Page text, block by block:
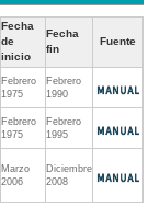
Fecha
de
inicio
Fecha
fin
Fuente
Febrero
1975
Febrero
1990
Febrero
1975
Febrero
1995
Marzo
2006
Diciembre
2008